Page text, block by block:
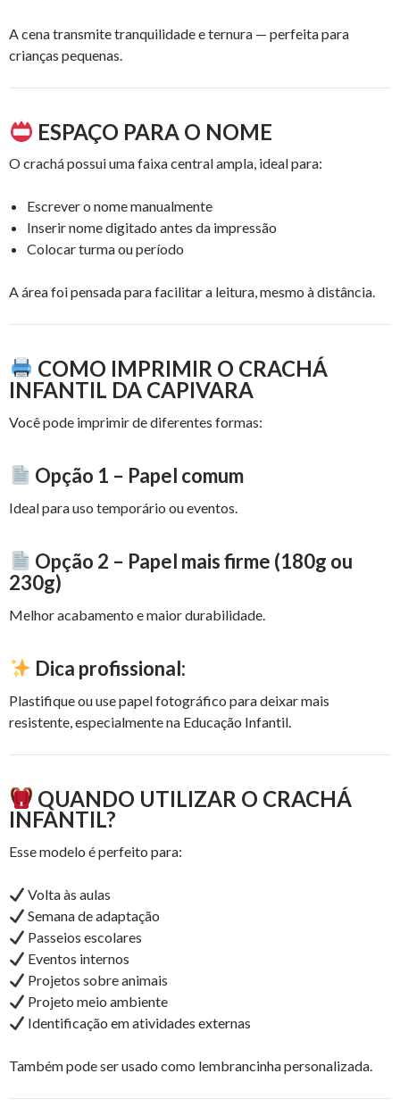
A cena transmite tranquilidade e ternura — perfeita para
crianças pequenas.
ESPAÇO PARA O NOME
O crachá possui uma faixa central ampla, ideal para:
Escrever o nome manualmente
Inserir nome digitado antes da impressão
Colocar turma ou período
A área foi pensada para facilitar a leitura, mesmo à distância.
COMO IMPRIMIR O CRACHÁ
INFANTIL DA CAPIVARA
Você pode imprimir de diferentes formas:
Opção 1 – Papel comum
Ideal para uso temporário ou eventos.
Opção 2 – Papel mais firme (180g ou
230g)
Melhor acabamento e maior durabilidade.
Dica profissional:
Plastifique ou use papel fotográfico para deixar mais
resistente, especialmente na Educação Infantil.
QUANDO UTILIZAR O CRACHÁ
INFANTIL?
Esse modelo é perfeito para:
Volta às aulas
Semana de adaptação
Passeios escolares
Eventos internos
Projetos sobre animais
Projeto meio ambiente
Identificação em atividades externas
Também pode ser usado como lembrancinha personalizada.